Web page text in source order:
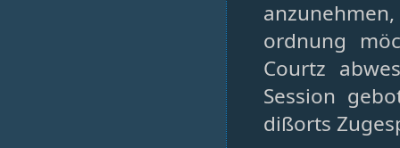
ordnung
Courtz
Session
dißorts